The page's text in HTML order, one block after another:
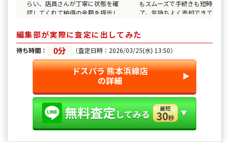
らい、店員さんが丁寧に状態を確
認してくれて納得の金額を提示し
もスムーズで手続きも短時間で
了。気持ちよく売却できて満足
編集部が実際に査定に出してみた
待ち時間： 0分 （査定日時：2026/03/25(水) 13:50）
ドスパラ 熊本浜線店
の詳細 ▶︎